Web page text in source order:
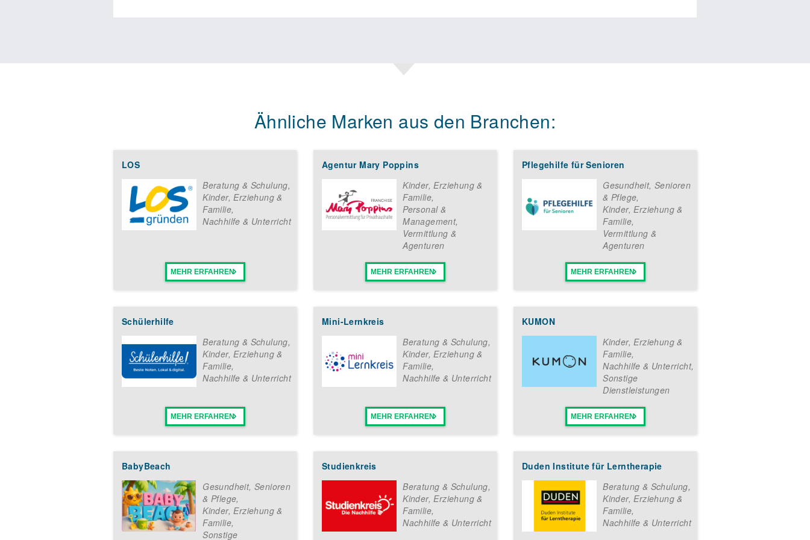
strebt mit sämtlichen Franchisenehmern eine fruchtbare Partnerschaft mit einem kontinuierlichen Informations- und
Erfahrungsaustausch an. Informationen und Hilfsmittel für die Bereiche Personalbeschaffung, -führung und -entwicklung stehen zur
Franchisevereinbarung
Die Vertragsdauer beträgt nach Unterzeichnung 1 Jahre und kann in der Folge um 1 Jahre verlängert werden. Nehmen Sie als künftiger
Franchisenehmer Verbindung zu uns auf und lassen Sie Ihren Traum eines eigenen Unternehmens wahr werden. ABRAKADABRA-
Sprachen für Kinder freut sich auf Sie und Ihren Einsatz für die gemeinsame Marke! ABRAKADABRA-Sprachen für Kinder „Spielend fürs
Ähnliche Marken aus den Branchen:
LOS
Beratung & Schulung,
Kinder, Erziehung &
Familie,
Nachhilfe & Unterricht
MEHR ERFAHREN
Agentur Mary Poppins
Kinder, Erziehung &
Familie,
Personal &
Management,
Vermittlung &
Agenturen
MEHR ERFAHREN
Pflegehilfe für Senioren
Gesundheit, Senioren
& Pflege,
Kinder, Erziehung &
Familie,
Vermittlung &
Agenturen
MEHR ERFAHREN
Schülerhilfe
Beratung & Schulung,
Kinder, Erziehung &
Familie,
Nachhilfe & Unterricht
MEHR ERFAHREN
Mini-Lernkreis
Beratung & Schulung,
Kinder, Erziehung &
Familie,
Nachhilfe & Unterricht
MEHR ERFAHREN
KUMON
Kinder, Erziehung &
Familie,
Nachhilfe & Unterricht,
Sonstige
Dienstleistungen
MEHR ERFAHREN
BabyBeach
Gesundheit, Senioren
& Pflege,
Kinder, Erziehung &
Familie,
Sonstige
Studienkreis
Beratung & Schulung,
Kinder, Erziehung &
Familie,
Nachhilfe & Unterricht
Duden Institute für Lerntherapie
Beratung & Schulung,
Kinder, Erziehung &
Familie,
Nachhilfe & Unterricht